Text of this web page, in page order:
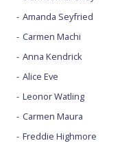
Amanda Seyfried
Carmen Machi
Anna Kendrick
Alice Eve
Leonor Watling
Carmen Maura
Freddie Highmore